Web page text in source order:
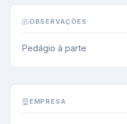
OBSERVAÇÕES
Pedágio à parte
EMPRESA